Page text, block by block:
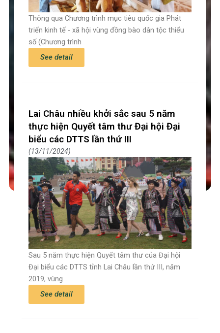
Thông qua Chương trình mục tiêu quốc gia Phát
triển kinh tế - xã hội vùng đồng bào dân tộc thiểu
số (Chương trình
See detail
Lai Châu nhiều khởi sắc sau 5 năm
thực hiện Quyết tâm thư Đại hội Đại
biểu các DTTS lần thứ III
13/11/2024
Sau 5 năm thực hiện Quyết tâm thư của Đại hội
Đại biểu các DTTS tỉnh Lai Châu lần thứ III, năm
2019, vùng
See detail